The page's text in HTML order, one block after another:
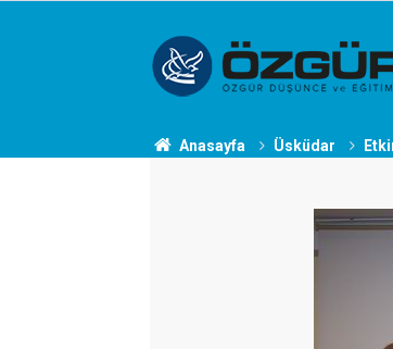
Anasayfa Üsküdar